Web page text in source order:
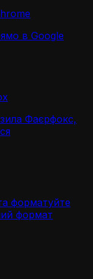
в Google
Фаєрфокс,
форматуйте
формат